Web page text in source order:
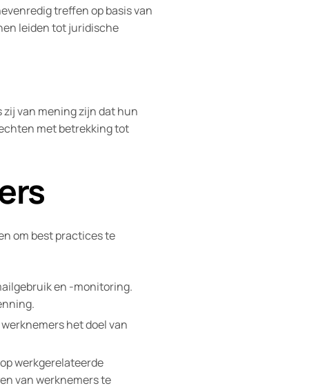
treffen op basis van
leiden tot juridische
van mening zijn dat hun
met betrekking tot
om best practices te
en -monitoring.
het doel van
werkgerelateerde
van werknemers te